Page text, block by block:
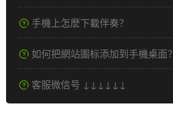
手機上怎麽下載伴奏？
如何把網站圖标添加到手機桌面？
客服微信号 ↓↓↓↓↓↓